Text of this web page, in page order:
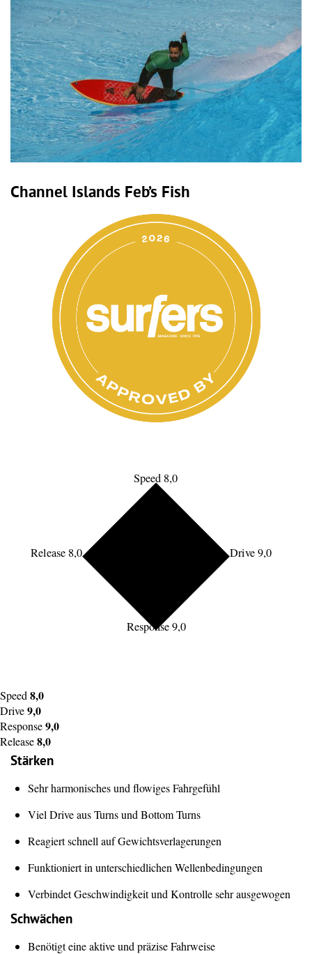
Channel Islands Feb’s Fish
Speed 8,0
Drive 9,0
Response 9,0
Release 8,0
Speed 8,0
Drive9,0
Response9,0
Release8,0
Stärken
Sehr harmonisches und flowiges Fahrgefühl
Viel Drive aus Turns und Bottom Turns
Reagiert schnell auf Gewichtsverlagerungen
Funktioniert in unterschiedlichen Wellenbedingungen
Verbindet Geschwindigkeit und Kontrolle sehr ausgewogen
Schwächen
Benötigt eine aktive und präzise Fahrweise